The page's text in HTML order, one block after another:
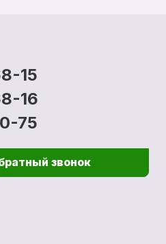
15
16
75
звонок